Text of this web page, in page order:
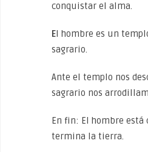
conquistar el alma.
El hombre es un
sagrario.
Ante el templo nos
sagrario nos
En fin: El hombre está
termina la tierra.